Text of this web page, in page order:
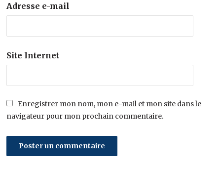
Adresse e-mail
Site Internet
Enregistrer mon nom, mon e-mail et mon site dans le
navigateur pour mon prochain commentaire.